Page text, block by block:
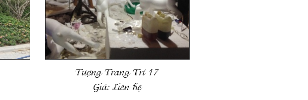
Tượng Trang Trí 17
Giá:Liên hệ